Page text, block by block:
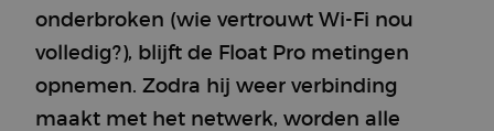
onderbroken (wie vertrouwt Wi-Fi nou
volledig?), blijft de Float Pro metingen
opnemen. Zodra hij weer verbinding
maakt met het netwerk, worden alle